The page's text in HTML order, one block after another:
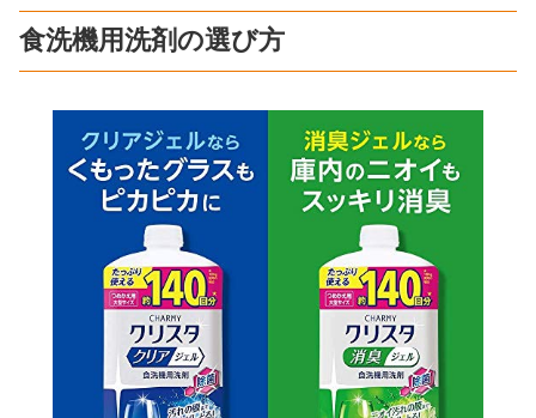
食洗機用洗剤の選び方